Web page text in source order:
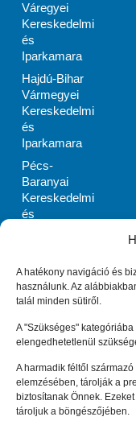
A hatékony navigáció és
használunk. Az
talál minden sütiről.
A "Szükséges"
elengedhetetlenül
A harmadik féltől
elemzésében, tárolják a
biztosítanak Önnek.
tároljuk a böngészőjében.
Váregyei
Kereskedelmi
és
Iparkamara
Hajdú-Bihar
Vármegyei
Kereskedelmi
és
Iparkamara
Pécs-
Baranyai
Kereskedelmi
és
Szabolcs-
Szatmár-Bereg
Megyei
Alapítvány
Vállalkozásfejlesztési
Alapítvány
Impresszum